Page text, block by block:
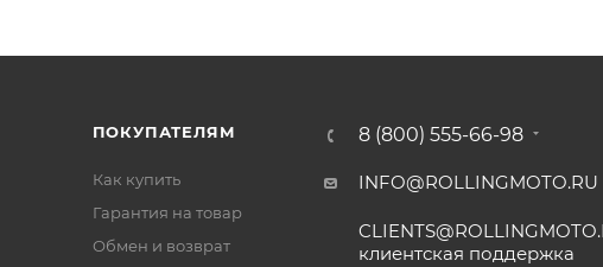
ПОКУПАТЕЛЯМ
Как купить
Гарантия на товар
Обмен и возврат
8 (800) 555-66-98
INFO@ROLLINGMOTO.RU
клиентская поддержка